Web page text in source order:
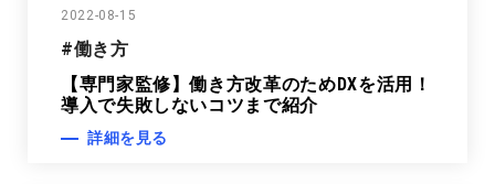
2022-08-15
#働き方
【専門家監修】働き方改革のためDXを活用！
導入で失敗しないコツまで紹介
詳細を見る